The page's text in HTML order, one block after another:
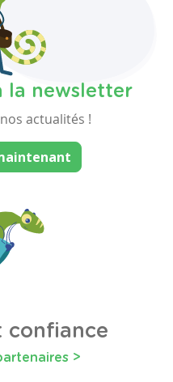
la newsletter
actualités !
confiance
>